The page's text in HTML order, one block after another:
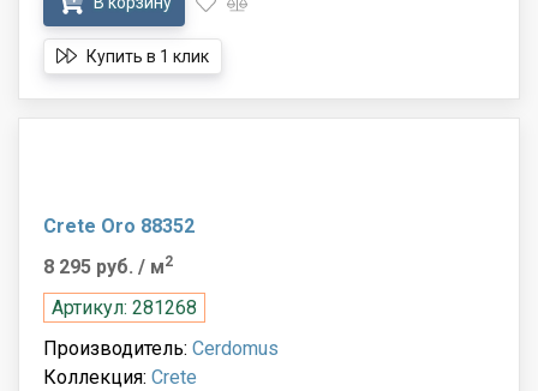
Купить в 1 клик
Crete Oro 88352
8 295 руб. / м2
Артикул: 281268
Производитель: Cerdomus
Коллекция: Crete